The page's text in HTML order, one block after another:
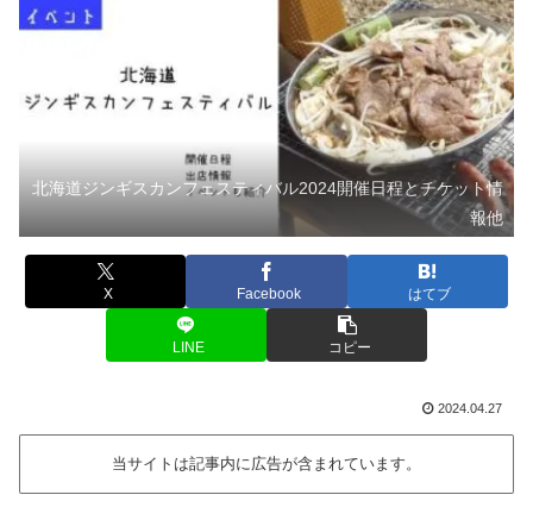
北海道ジンギスカンフェスティバル2024開催日程とチケット情
報他
X Facebook はてブ
LINE コピー
2024.04.27
当サイトは記事内に広告が含まれています。